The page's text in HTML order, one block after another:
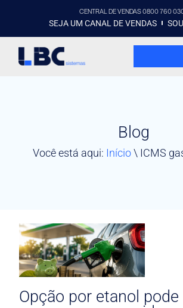
CENTRAL DE VENDAS 0800 760
SEJA UM CANAL DE VENDAS
Blog
Você está aqui: Início\ ICMS
Opção por etanol